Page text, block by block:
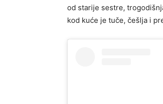
od starije sestre,
kod kuće je tuče, češlja i